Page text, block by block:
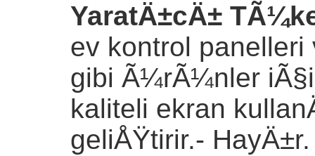
YaratÄ±cÄ±
ev kontrol panelleri
gibi Ã¼rÃ¼nler
kaliteli ekran
geliÅŸtirir.- HayÄ±r.